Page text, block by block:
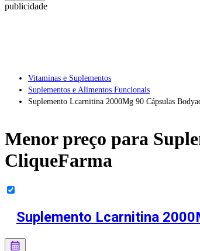
publicidade
Vitaminas e Suplementos
Suplementos e Alimentos Funcionais
Suplemento Lcarnitina 2000Mg 90 Cápsulas
Menor preço para
CliqueFarma
Suplemento Lcarnitina